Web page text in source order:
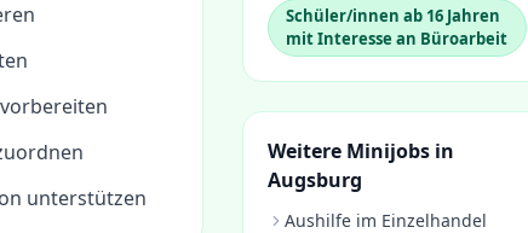
unterstützen
Schüler/innen ab 16 Jahren
mit Interesse an Büroarbeit
Weitere Minijobs in
Augsburg
Aushilfe im Einzelhandel